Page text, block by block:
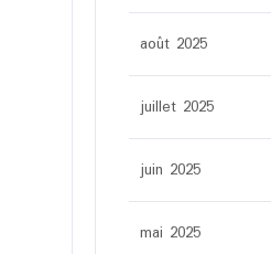
août 2025
juillet 2025
juin 2025
mai 2025